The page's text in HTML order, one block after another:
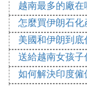
國家，並一舉吞
佔領。
要想獲得海外的
的海西邊的國
曼帝國，實施
越南最多的廠在
怎麼買伊朗石化
美國和伊朗到
送給越南女孩子
如何解決印度